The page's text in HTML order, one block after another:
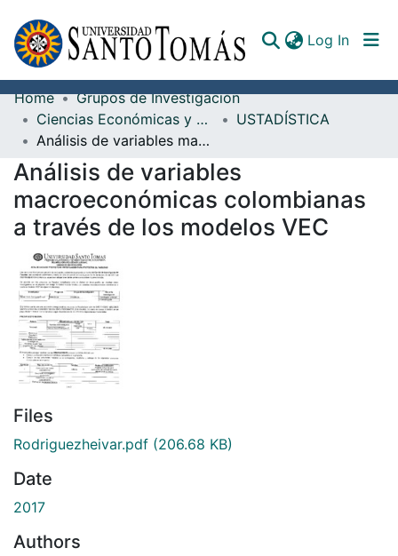
Log In
Communities & Collections
All of DSpace
Documents
Home
Grupos de Investigación
Ciencias Económicas y Administrativas
USTADÍSTICA
Análisis de variables macroeconómicas colombianas a través de los modelos VEC
Análisis de variables
macroeconómicas colombianas
a través de los modelos VEC
Files
Rodriguezheivar.pdf (206.68 KB)
Date
2017
Authors